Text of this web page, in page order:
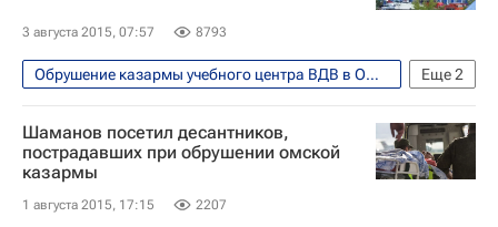
3 августа 2015, 07:57 8793
Еще2
Обрушение казармы учебного центра ВДВ в Омске
Происшествия
Главное военное следственное управление
Шаманов посетил десантников,
пострадавших при обрушении омской
казармы
1 августа 2015, 17:15 2207